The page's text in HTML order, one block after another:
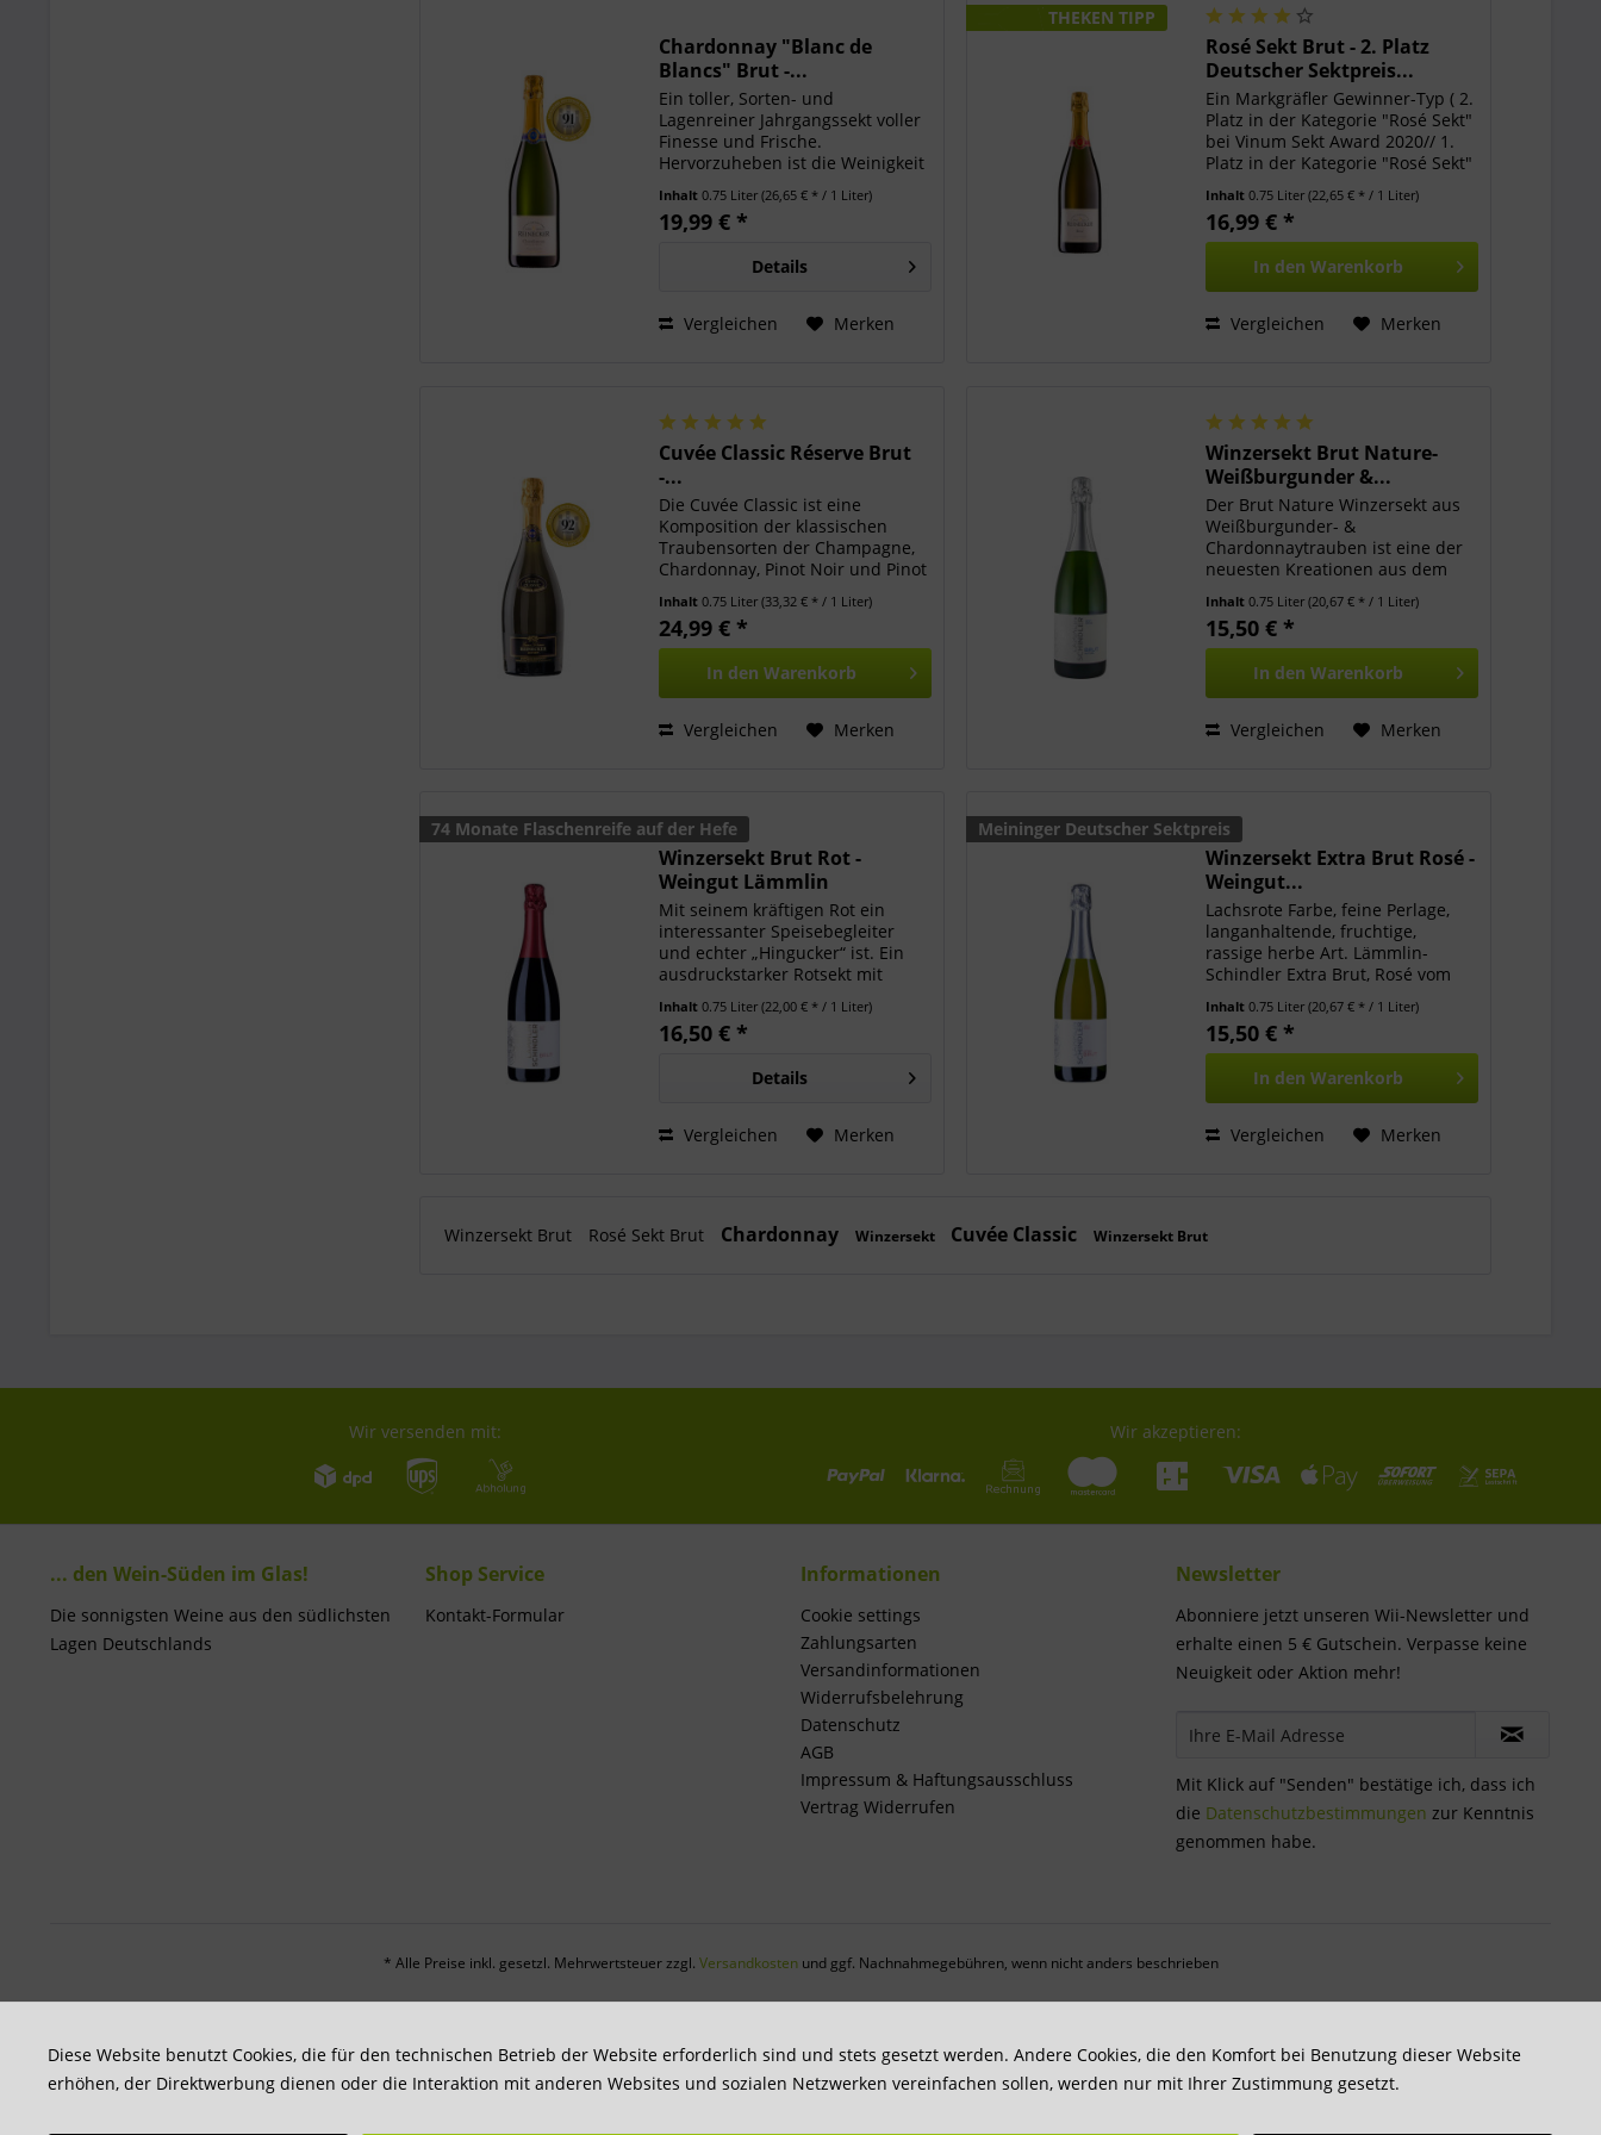
Chardonnay "Blanc de
Blancs" Brut -...
Ein toller, Sorten- und
Lagenreiner Jahrgangssekt voller
Finesse und Frische.
Hervorzuheben ist die Weinigkeit
aus Markgräfler Spitzenlagen. Die
feinen Brioche-Hefenoten
Inhalt0.75 Liter(26,65 € * / 1 Liter)
19,99 € *
Details
Vergleichen Merken
THEKEN TIPP
Rosé Sekt Brut - 2. Platz
Deutscher Sektpreis...
Ein Markgräfler Gewinner-Typ ( 2.
Platz in der Kategorie "Rosé Sekt"
bei Vinum Sekt Award 2020// 1.
Platz in der Kategorie "Rosé Sekt"
Platz in der Kategorie "Rosé Sekt"
bei Meininger Sektpreis 2019 )!
Ein...
Inhalt0.75 Liter(22,65 € * / 1 Liter)
16,99 € *
In den Warenkorb
Vergleichen Merken
Cuvée Classic Réserve Brut
-...
Die Cuvée Classic ist eine
Komposition der klassischen
Traubensorten der Champagne,
Chardonnay, Pinot Noir und Pinot
den Hauptanteil (50-60%) und
wird ausschließlich in kleinen,
älteren Eichenholzfässern...
Inhalt0.75 Liter(33,32 € * / 1 Liter)
24,99 € *
In den Warenkorb
Vergleichen Merken
Winzersekt Brut Nature-
Weißburgunder &...
Der Brut Nature Winzersekt aus
Weißburgunder- &
Chardonnaytrauben ist eine der
neuesten Kreationen aus dem
seiner herzhaft zupackenden
Fruchtsäure und seiner frischen,
belebenden Art ist dieser
Winzersekt...
Inhalt0.75 Liter(20,67 € * / 1 Liter)
15,50 € *
In den Warenkorb
Vergleichen Merken
74 Monate Flaschenreife auf der Hefe
Winzersekt Brut Rot -
Weingut Lämmlin
Schindler...
Mit seinem kräftigen Rot ein
interessanter Speisebegleiter
und echter „Hingucker“ ist. Ein
ausdruckstarker Rotsekt mit
prickelnden Perlage. Perfekt zum
Aperitif oder als Zwischengang.
Inhalt0.75 Liter(22,00 € * / 1 Liter)
16,50 € *
Details
Vergleichen Merken
Meininger Deutscher Sektpreis
Winzersekt Extra Brut Rosé -
Weingut...
Lachsrote Farbe, feine Perlage,
langanhaltende, fruchtige,
rassige herbe Art. Lämmlin-
Schindler Extra Brut, Rosé vom
Blanc Auszeichnungen:
Meininger Deutscher Sektpreis 88
Punkte Organic Award 2022
SILBER 18...
Inhalt0.75 Liter(20,67 € * / 1 Liter)
15,50 € *
In den Warenkorb
Vergleichen Merken
Winzersekt Brut Rosé Sekt Brut Chardonnay Winzersekt Cuvée Classic Winzersekt Brut
Wir versenden mit: Wir akzeptieren:
... den Wein-Süden im Glas!
Die sonnigsten Weine aus den südlichsten
Lagen Deutschlands
Shop Service
Kontakt-Formular
Informationen
Cookie settings
Zahlungsarten
Versandinformationen
Widerrufsbelehrung
Datenschutz
AGB
Impressum & Haftungsausschluss
Vertrag Widerrufen
Newsletter
Abonniere jetzt unseren Wii-Newsletter und
erhalte einen 5 € Gutschein. Verpasse keine
Neuigkeit oder Aktion mehr!
Mit Klick auf "Senden" bestätige ich, dass ich
die Datenschutzbestimmungen zur Kenntnis
genommen habe.
* Alle Preise inkl. gesetzl. Mehrwertsteuer zzgl. Versandkostenund ggf. Nachnahmegebühren, wenn nicht anders beschrieben
Diese Website benutzt Cookies, die für den technischen Betrieb der Website erforderlich sind und stets gesetzt werden. Andere Cookies, die den Komfort bei Benutzung dieser Website
erhöhen, der Direktwerbung dienen oder die Interaktion mit anderen Websites und sozialen Netzwerken vereinfachen sollen, werden nur mit Ihrer Zustimmung gesetzt.